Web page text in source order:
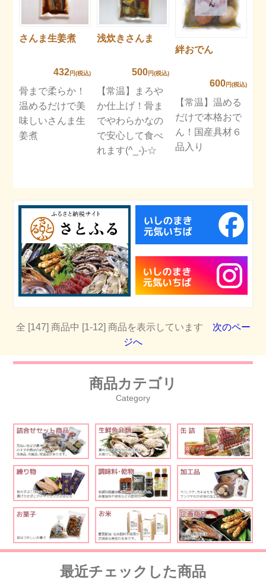
さんま生姜煮
432円(税込)
骨まで柔らか！
温めるだけで美
味しいさんま生
姜煮
浅炊きさんま
500円(税込)
【常温】まろや
か仕上げ！骨ま
でやわらかなの
で安心して食べ
れます(^_-)-☆
絆おでん
600円(税込)
【常温】温める
だけで本格おで
ん！国産具材６
品入り
全 [147] 商品中 [1-12] 商品を表示しています 次のペー
ジへ
商品カテゴリ
Category
最近チェックした商品